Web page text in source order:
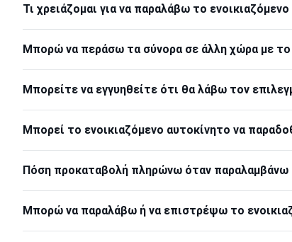
Τι χρειάζομαι για να παραλάβω το
Μπορώ να περάσω τα σύνορα σε άλλη χώρα με το
Μπορείτε να εγγυηθείτε ότι θα λάβω τον
Μπορεί το ενοικιαζόμενο αυτοκίνητο να
Πόση προκαταβολή πληρώνω όταν παραλαμβάνω
Μπορώ να παραλάβω ή να επιστρέψω το